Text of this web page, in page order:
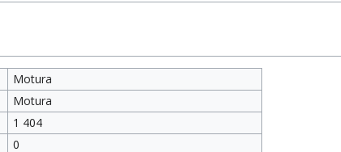
Motura
Motura
1 404
0